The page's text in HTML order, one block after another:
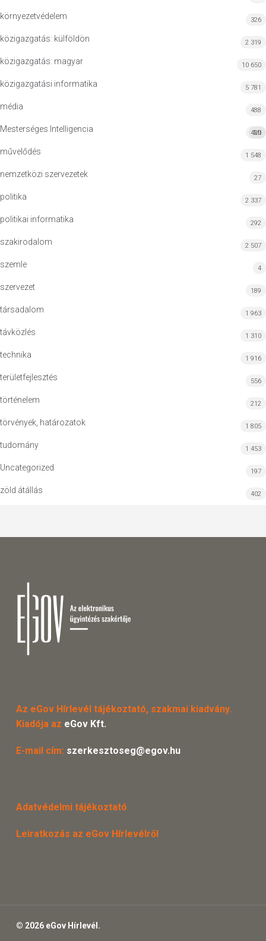
környezetvédelem 326
közigazgatás: külföldön 2 319
közigazgatás: magyar 10 650
közigazgatási informatika 5 781
média 488
Mesterséges Intelligencia MI
420
művelődés 1 548
nemzetközi szervezetek 27
politika 2 337
politikai informatika 292
szakirodalom 2 507
szemle 4
szervezet 189
társadalom 1 963
távközlés 1 310
technika 1 916
területfejlesztés 556
történelem 212
törvények, határozatok 1 805
tudomány 1 453
Uncategorized 197
zöld átállás 402
Az eGov Hírlevél tájékoztató, szakmai kiadvány.
Kiadója az eGov Kft.
E-mail cím: szerkesztoseg@egov.hu
Adatvédelmi tájékoztató
Leiratkozás az eGov Hírlevélről
© 2026 eGov Hírlevél.